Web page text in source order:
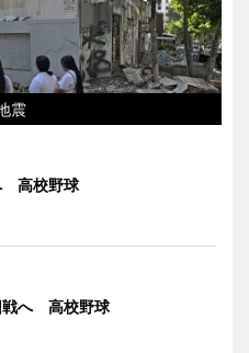
震
高校野球
戦へ 高校野球